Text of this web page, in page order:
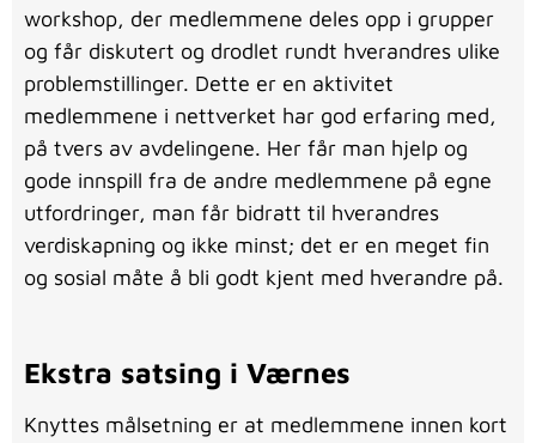
workshop, der medlemmene deles opp i grupper
og får diskutert og drodlet rundt hverandres ulike
problemstillinger. Dette er en aktivitet
medlemmene i nettverket har god erfaring med,
på tvers av avdelingene. Her får man hjelp og
gode innspill fra de andre medlemmene på egne
utfordringer, man får bidratt til hverandres
verdiskapning og ikke minst; det er en meget fin
og sosial måte å bli godt kjent med hverandre på.
Ekstra satsing i Værnes
Knyttes målsetning er at medlemmene innen kort